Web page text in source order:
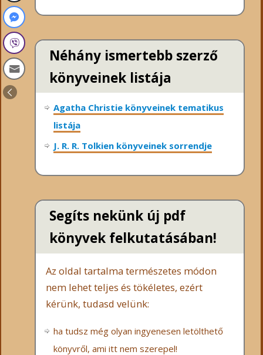
Néhány ismertebb szerző
könyveinek listája
Agatha Christie könyveinek tematikus
listája
J. R. R. Tolkien könyveinek sorrendje
Segíts nekünk új pdf
könyvek felkutatásában!
Az oldal tartalma természetes módon
nem lehet teljes és tökéletes, ezért
kérünk, tudasd velünk:
ha tudsz még olyan ingyenesen letölthető
könyvről, ami itt nem szerepel!